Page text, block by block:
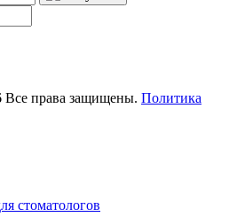
Все права защищены. Политика
стоматологов